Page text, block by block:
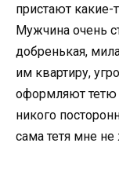
пристают
Мужчина очень
добренькая,
им квартиру,
оформляют тетю
никого
сама тетя мне